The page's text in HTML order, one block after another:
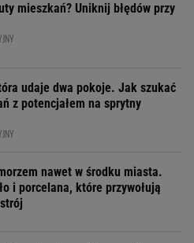
mieszkań? Uniknij błędów przy
udaje dwa pokoje. Jak szukać
z potencjałem na sprytny
nawet w środku miasta.
i porcelana, które przywołują